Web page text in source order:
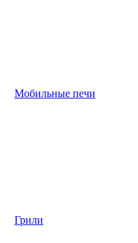
Мобильные печи
Грили